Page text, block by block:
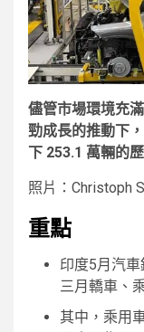
儘管市場環境充
勁成長的推動下
下 253.1 萬輛的
照片：Christoph
重點
印度5月汽
三月轎車、
其中，乘用